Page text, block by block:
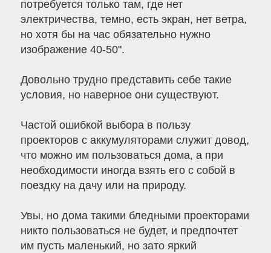
потребуется только там, где нет
электричества, темно, есть экран, нет ветра,
но хотя бы на час обязательно нужно
изображение 40-50".
Довольно трудно представить себе такие
условия, но наверное они существуют.
Частой ошибкой выбора в пользу
проекторов с аккумуляторами служит довод,
что можно им пользоваться дома, а при
необходимости иногда взять его с собой в
поездку на дачу или на природу.
Увы, но дома такими бледными проекторами
никто пользоваться не будет, и предпочтет
им пусть маленький, но зато яркий